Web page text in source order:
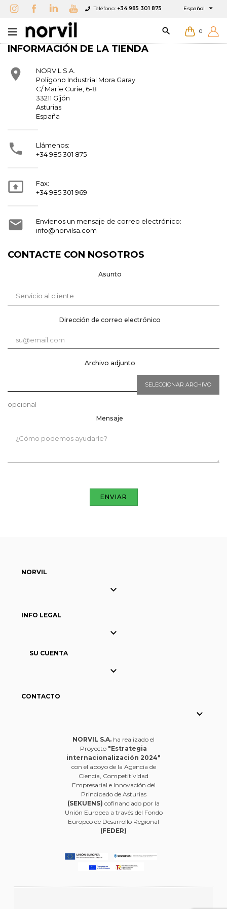
Teléfono: +34 985 301 875 Español 
 0
INFORMACIÓN DE LA TIENDA

NORVIL S.A.
Polígono Industrial Mora Garay
C/ Marie Curie, 6-8
33211 Gijón
Asturias
España

Llámenos:
+34 985 301 875

Fax:
+34 985 301 969

Envíenos un mensaje de correo electrónico:
info@norvilsa.com
CONTACTE CON NOSOTROS
Asunto
Dirección de correo electrónico
Archivo adjunto
SELECCIONAR ARCHIVO
opcional
Mensaje
NORVIL

INFO LEGAL

SU CUENTA

CONTACTO

((cancelText))
NORVIL S.A. ha realizado el
Proyecto "Estrategia
internacionalización 2024"
con el apoyo de la Agencia de
Ciencia, Competitividad
Empresarial e Innovación del
Principado de Asturias
(SEKUENS) cofinanciado por la
Unión Europea a través del Fondo
Europeo de Desarrollo Regional
(FEDER)